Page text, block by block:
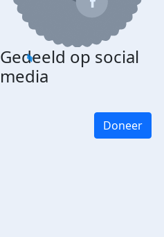
Gedeeld op social
media
Doneer